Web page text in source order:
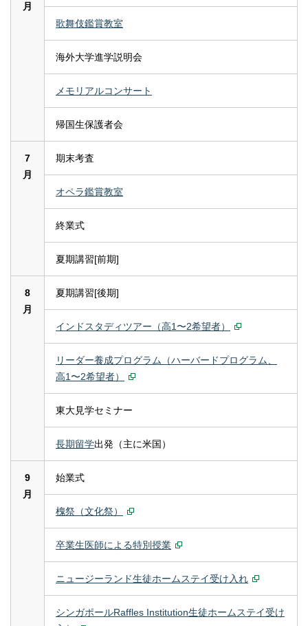
月
歌舞伎鑑賞教室
海外大学進学説明会
メモリアルコンサート
帰国生保護者会
7
月
期末考査
オペラ鑑賞教室
終業式
夏期講習[前期]
8
月
夏期講習[後期]
インドスタディツアー（高1〜2希望者）
リーダー養成プログラム（ハーバードプログラム、
高1〜2希望者）
東大見学セミナー
長期留学出発（主に米国）
9
月
始業式
槐祭（文化祭）
卒業生医師による特別授業
ニュージーランド生徒ホームステイ受け入れ
シンガポールRaffles Institution生徒ホームステイ受け